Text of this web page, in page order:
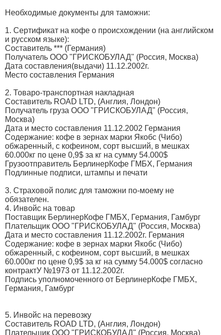
Необходимые документы для таможни:
1. Сертификат на кофе о происхождении (на английском
и русском языке):
Составитель *** (Германия)
Получатель ООО "ГРИСКОБУЛАД" (Россия, Москва)
Дата составления(выдачи) 11.12.2002г.
Место составления Германия
2. Товаро-транспортная накладная
Составитель ROAD LTD, (Англия, Лондон)
Получатель груза ООО "ГРИСКОБУЛАД" (Россия,
Москва)
Дата и место составления 11.12.2002 Германия
Содержание: кофе в зернах марки Якобс (Чибо)
обжаренный, с кофеином, сорт высший, в мешках
60.000кг по цене 0,9$ за кг на сумму 54.000$
Грузоотправитель БерлинерКофе ГМБХ, Германия
Подлинные подписи, штампы и печати
3. Страховой полис для таможни по-моему не
обязателен.
4. Инвойс на товар
Поставщик БерлинерКофе ГМБХ, Германия, Гамбург
Плательщик ООО "ГРИСКОБУЛАД" (Россия, Москва)
Дата и место составления 11.12.2002г. Германия
Содержание: кофе в зернах марки Якобс (Чибо)
обжаренный, с кофеином, сорт высший, в мешках
60.000кг по цене 0,9$ за кг на сумму 54.000$ согласно
контрактУ №1973 от 11.12.2002г.
Подпись уполномоченного от БерлинерКофе ГМБХ,
Германия, Гамбург
5. Инвойс на перевозку
Составитель ROAD LTD, (Англия, Лондон)
Плательщик ООО "ГРИСКОБУЛАД" (Россия, Москва)